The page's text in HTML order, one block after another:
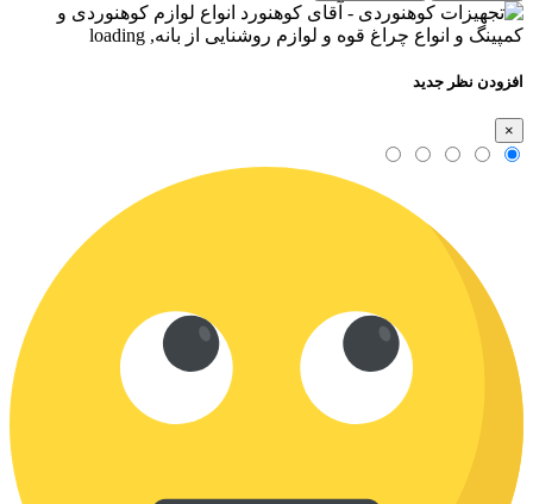
افزودن نظر جدید
×